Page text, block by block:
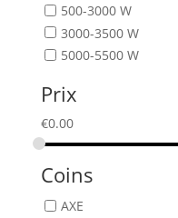
500-3000 W
3000-3500 W
5000-5500 W
Prix
€0.00
Coins
AXE